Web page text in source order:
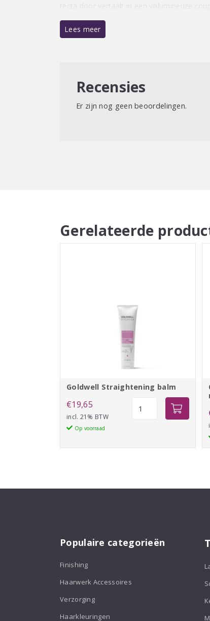
recta door vertaalt in een volumineuze
Lees meer
Recensies
Er zijn nog geen beoordelingen.
Gerelateerde
Goldwell Straightening balm
€19,65
incl. 21% BTW
Op voorraad
Straightening
Populaire categorieën
Finishing
Haarwerk Accessoires
Verzorging
Haarkleuringen